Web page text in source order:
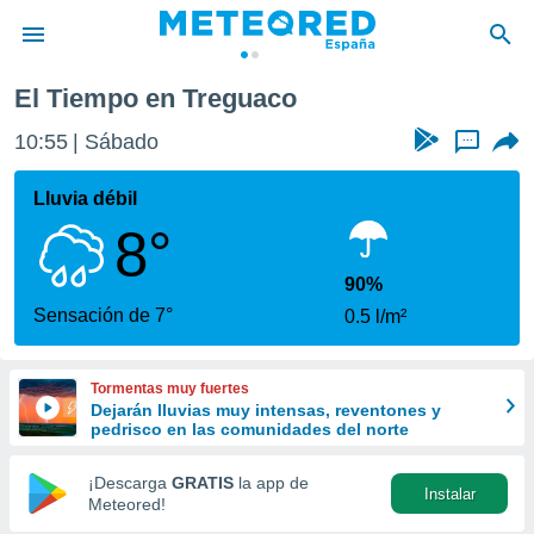
de
por
se
calidad.
a este
las
y
forma
digital
basada
El Tiempo en Treguaco
10:55 Sábado ...
Lluvia débil
8°
Sensación de 7°
90%
0.5 l/m²
Tormentas muy fuertes
Dejarán lluvias muy intensas, reventones y
pedrisco en las comunidades del norte
¡Descarga GRATIS la app de
Meteored!
Instalar